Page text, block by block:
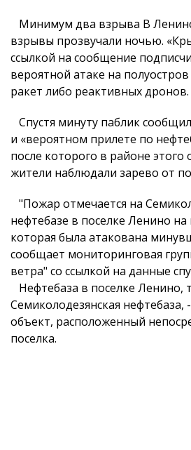
Минимум два взрыва В
взрывы прозвучали ночью.
ссылкой на сообщение
вероятной атаке на
ракет либо реактивных дронов.
Спустя минуту паблик
и «вероятном прилете по
после которого в районе этого
жители наблюдали зарево от
"Пожар отмечается на
нефтебазе в поселке Ленино
которая была атакована
сообщает мониторинговая
ветра" со ссылкой на данные
Нефтебаза в поселке Ленино,
Семиколодезянская нефтебаза,
объект, расположенный
поселка.